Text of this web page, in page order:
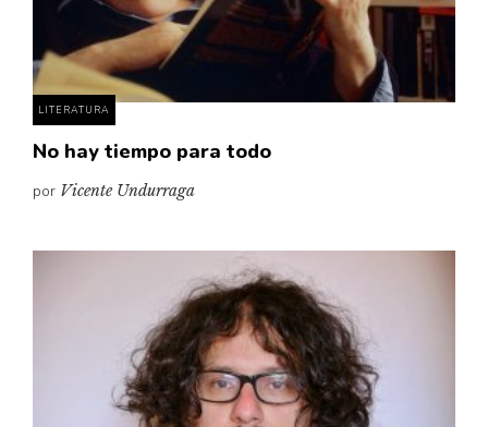
LITERATURA
No hay tiempo para todo
por Vicente Undurraga